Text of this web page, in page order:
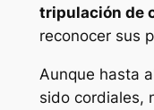
tripulación de
reconocer sus
Aunque hasta
sido cordiales,